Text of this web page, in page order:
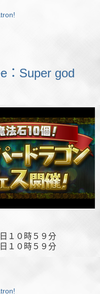
：Super god
１０時５９分
１０時５９分